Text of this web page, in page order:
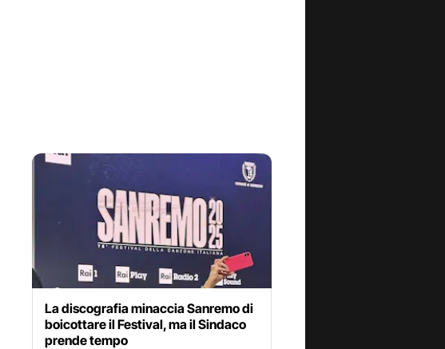
La discografia minaccia Sanremo di
boicottare il Festival, ma il Sindaco
prende tempo